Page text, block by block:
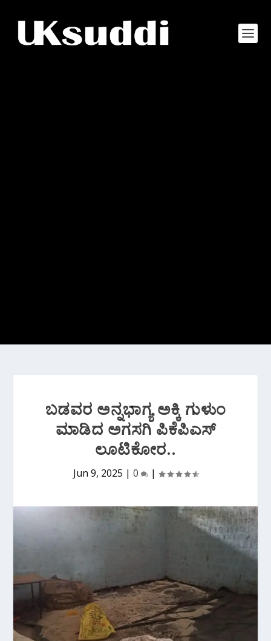
ಬಡವರ ಅನ್ನಭಾಗ್ಯ ಅಕ್ಕಿ ಗುಳುಂ
ಮಾಡಿದ ಅಗಸಗಿ ಪಿಕೆಪಿಎಸ್
ಲೂಟಿಕೋರ..
Jun 9, 2025 | 0 |